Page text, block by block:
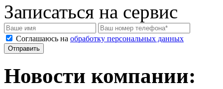
Записаться на сервис
Соглашаюсь на обработку персональных данных
Новости компании: